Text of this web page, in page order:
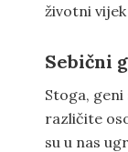
životni
Sebični
Stoga,
različite
su u nas